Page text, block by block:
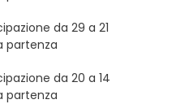
da 29 a 21
partenza
da 20 a 14
partenza